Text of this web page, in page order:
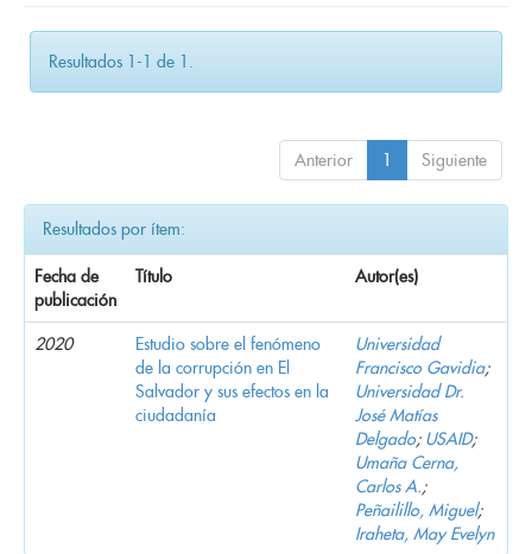
Resultados 1-1 de 1.
Anterior 1 Siguiente
Resultados por ítem:
Fecha de
publicación
Título Autor(es)
2020
Estudio sobre el fenómeno
de la corrupción en El
Salvador y sus efectos en la
ciudadanía
Universidad
Francisco Gavidia;
Universidad Dr.
José Matías
Delgado; USAID;
Umaña Cerna,
Carlos A.;
Peñailillo, Miguel;
Iraheta, May Evelyn